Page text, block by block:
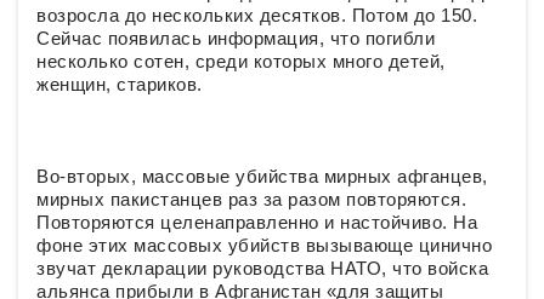
возросла до нескольких десятков. Потом до 150.
Сейчас появилась информация, что погибли
несколько сотен, среди которых много детей,
женщин, стариков.
Во-вторых, массовые убийства мирных афганцев,
мирных пакистанцев раз за разом повторяются.
Повторяются целенаправленно и настойчиво. На
фоне этих массовых убийств вызывающе цинично
звучат декларации руководства НАТО, что войска
альянса прибыли в Афганистан «для защиты